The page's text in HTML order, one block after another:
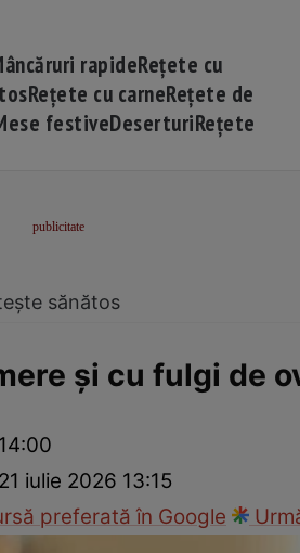
rapideRețete cu
Rețete cu carneRețete de
festiveDeserturiRețete
sănătos
şi cu fulgi de
21 iulie 2026 13:15
preferată în Google